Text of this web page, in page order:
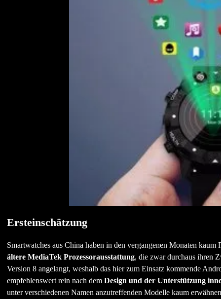
Ersteinschätzung
Smartwatches aus China haben in den vergangenen Monaten
ältere MediaTek Prozessorausstattung, die zwar durchaus ihren
Version 8 angelangt, weshalb das hier zum Einsatz kommende
empfehlenswert rein nach dem Design und der Unterstützung
unter verschiedenen Namen anzutreffenden Modelle kaum